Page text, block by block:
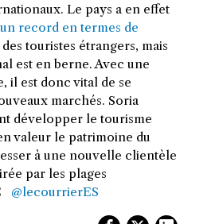
Le pays a en effet
un record en termes de
touristes étrangers, mais
est en berne. Avec une
il est donc vital de se
marchés. Soria
développer le tourisme
valeur le patrimoine du
à une nouvelle clientèle
par les plages
@lecourrierES